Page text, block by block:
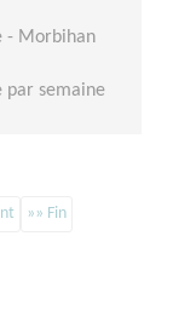
- Morbihan
par semaine
»» Fin